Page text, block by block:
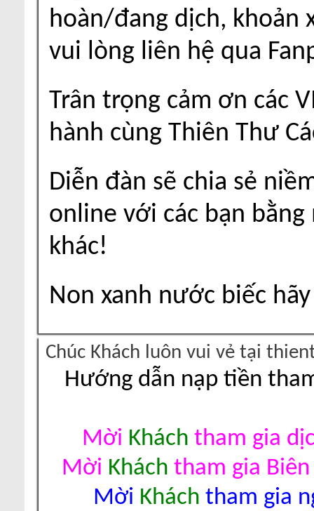
hoàn/đang dịch, khoản
vui lòng liên hệ qua
Trân trọng cảm ơn các
hành cùng Thiên Thư
Diễn đàn sẽ chia sẻ
online với các bạn
khác!
Non xanh nước biếc
Chúc Khách luôn vui vẻ tại
Hướng dẫn nạp tiền
Mời Khách tham gia
Mời Khách tham gia
Mời Khách tham gia